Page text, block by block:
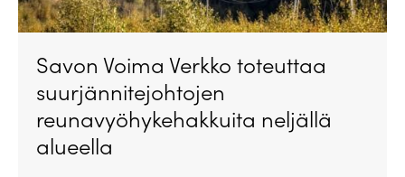
Savon Voima Verkko toteuttaa
suurjännitejohtojen
reunavyöhykehakkuita neljällä
alueella